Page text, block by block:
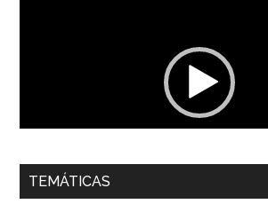
00:00
Dra. Carolina Corcho Mejía,Presidenta
TEMÁTICAS